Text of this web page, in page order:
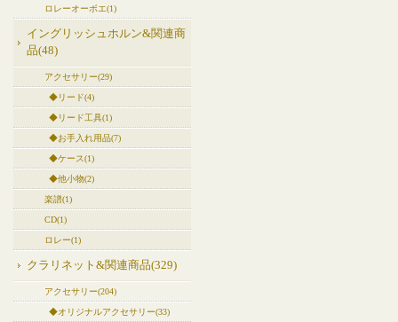
ロレーオーボエ(1)
イングリッシュホルン&関連商
品(48)
アクセサリー(29)
◆リード(4)
◆リード工具(1)
◆お手入れ用品(7)
◆ケース(1)
◆他小物(2)
楽譜(1)
CD(1)
ロレー(1)
クラリネット&関連商品(329)
アクセサリー(204)
◆オリジナルアクセサリー(33)